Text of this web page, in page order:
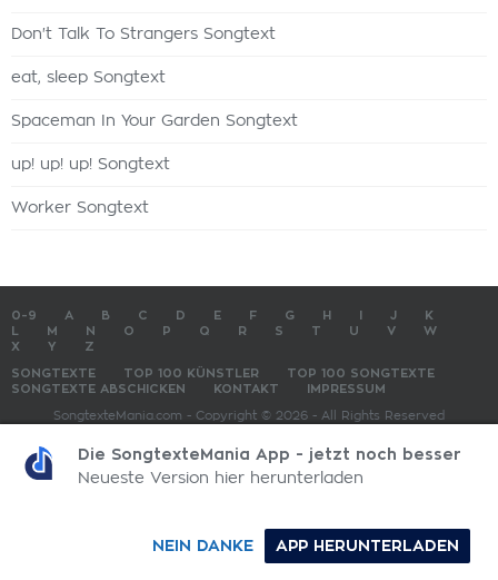
Don't Talk To Strangers Songtext
eat, sleep Songtext
Spaceman In Your Garden Songtext
up! up! up! Songtext
Worker Songtext
0-9 A B C D E F G H J
K
M N O P Q R S T U V
W
X
Y Z
SONGTEXTE TOP 100 KÜNSTLER
TOP 100 SONGTEXTE
SONGTEXTE ABSCHICKEN
KONTAKT IMPRESSUM
SongtexteMania.com - Copyright © 2026 - All Rights Reserved
Die SongtexteMania App - jetzt noch besser
Neueste Version hier herunterladen
APP HERUNTERLADEN
NEIN DANKE